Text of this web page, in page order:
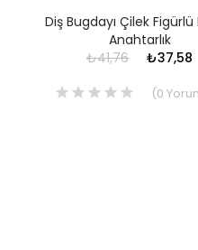
Diş Bugdayı Çilek Figürlü
Anahtarlık
₺41,76
₺37,58
(0